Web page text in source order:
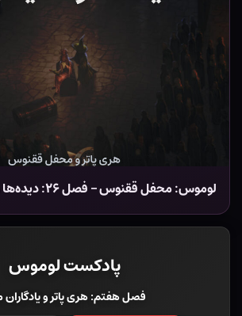
لوموس: محفل ققنوس – فصل ۲۶: دیده‌ها و نادیدنی‌ها
پادکست لوموس
فصل هفتم: هری پاتر و